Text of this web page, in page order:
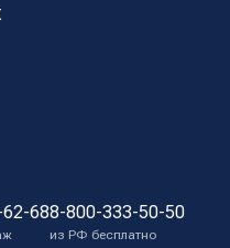
62-688-800-333-50-50
из РФ бесплатно